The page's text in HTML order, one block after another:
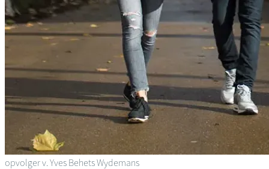
opvolger v. Yves Behets Wydemans